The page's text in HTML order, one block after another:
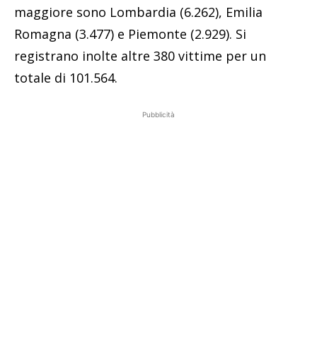
maggiore sono Lombardia (6.262), Emilia
Romagna (3.477) e Piemonte (2.929). Si
registrano inolte altre 380 vittime per un
totale di 101.564.
Pubblicità